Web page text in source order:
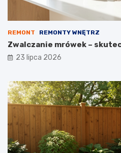
REMONT REMONTY WNĘTRZ
Zwalczanie mrówek –
23 lipca 2026